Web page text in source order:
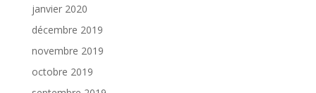
janvier 2020
décembre 2019
novembre 2019
octobre 2019